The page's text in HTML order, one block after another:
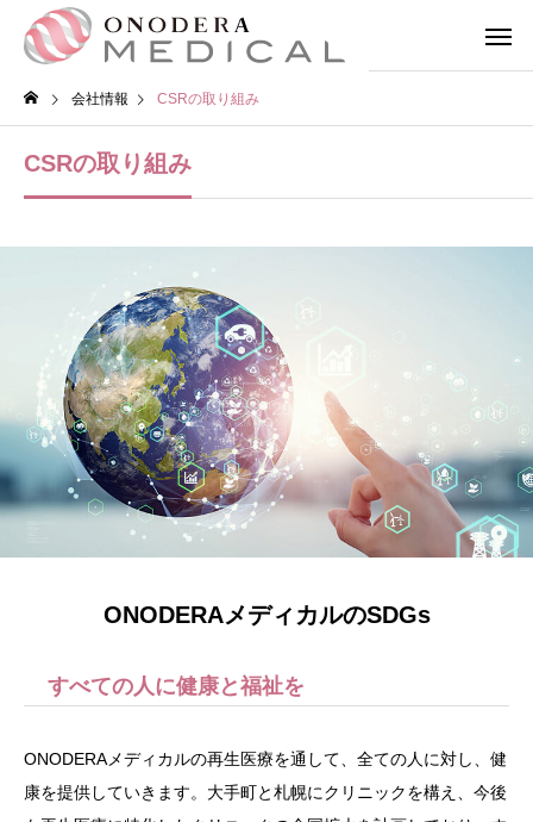
会社情報 CSRの取り組み
CSRの取り組み
ONODERAメディカルのSDGs
すべての人に健康と福祉を
ONODERAメディカルの再生医療を通して、全ての人に対し、健
康を提供していきます。大手町と札幌にクリニックを構え、今後